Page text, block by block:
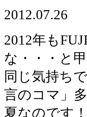
2012.07.26
2012年も
な・・・と
同じ気持ち
言のコマ」
夏なのです